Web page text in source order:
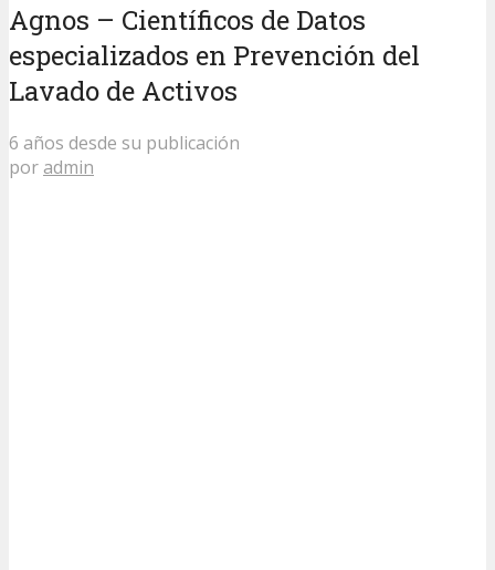
Agnos – Científicos de Datos
especializados en Prevención del
Lavado de Activos
6 años desde su publicación
poradmin